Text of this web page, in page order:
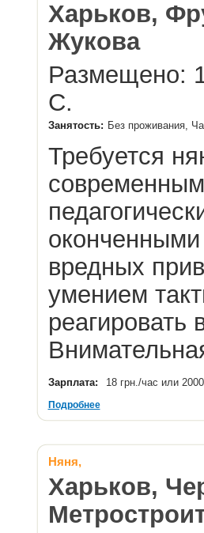
Харьков,
Жукова
Размещено:
С.
Занятость: Без проживания,
Требуется
вредных
умением
реагировать
Зарплата: 18 грн./час или
Подробнее
Няня,
Харьков,